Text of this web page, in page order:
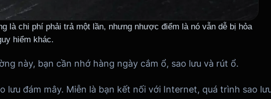
là chi phí phải trả một lần, nhưng nhược điểm là nó vẫn dễ bị hỏa
hiểm khác.
này, bạn cần nhớ hàng ngày cắm ổ, sao lưu và rút ổ.
lưu đám mây. Miễn là bạn kết nối với Internet, quá trình sao